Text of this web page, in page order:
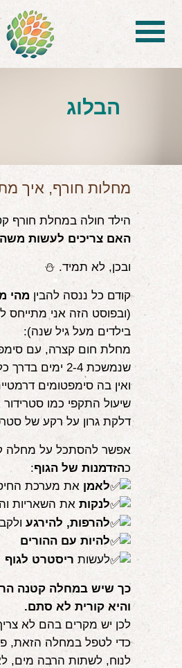
הכל על דיקור
בעיות
קשיים
הבלוג
מחלות חורף, איך
הילד חולה במחלת חורף
האם צריכים לעשות משהו
ובכן, לא תמיד. ⛄
קודם כל ננסה להבין מהי
(ובפוסט הזה אני מתייחס
בילדים מעל גיל שנה):
מחלת חום קצרה, עם
שנמשכת 2-4 ימים בדרך כלל,
ואין בה סימפטומים
שיעול התקפי כמו
דלקת גרון על רקע של
אפשר להסתכל על מחלה
כהזדמנות של הגוף:
לאמן את מערכת
לנקות את השאריות
להרפות, להירגע
להיות עם ההורים
לעשות ריסטרט לגוף
כך שיש במחלה קטנה
והיא קורית לא סתם.
לכן יש מקרים בהם לא
כדי לטפל במחלה הזאת,
לנוח, לשתות הרבה מים,